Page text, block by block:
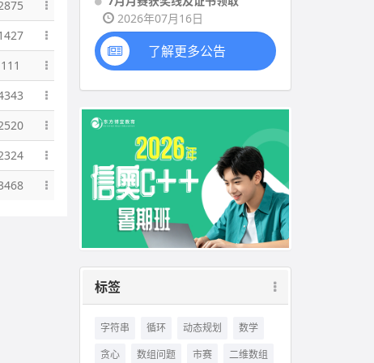
111
2026年07月16日
了解更多公告
标签
字符串 循环 动态规划
数学
贪心
数组问题 市赛 二维数组